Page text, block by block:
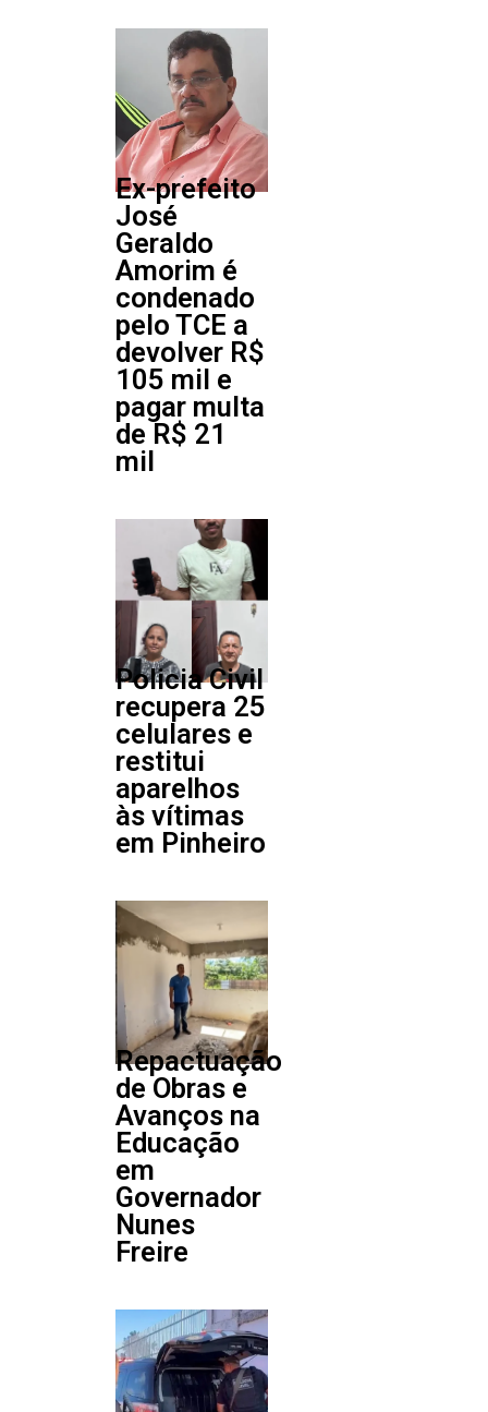
Ex-prefeito
José
Geraldo
Amorim é
condenado
pelo TCE a
devolver R$
105 mil e
pagar multa
de R$ 21
mil
Policia Civil
recupera 25
celulares e
restitui
aparelhos
às vítimas
em Pinheiro
Repactuação
de Obras e
Avanços na
Educação
em
Governador
Nunes
Freire